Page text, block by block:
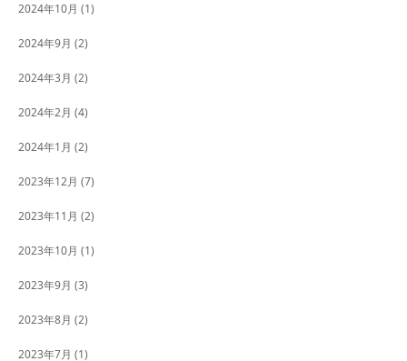
2024年10月 (1)
2024年9月 (2)
2024年3月 (2)
2024年2月 (4)
2024年1月 (2)
2023年12月 (7)
2023年11月 (2)
2023年10月 (1)
2023年9月 (3)
2023年8月 (2)
2023年7月 (1)